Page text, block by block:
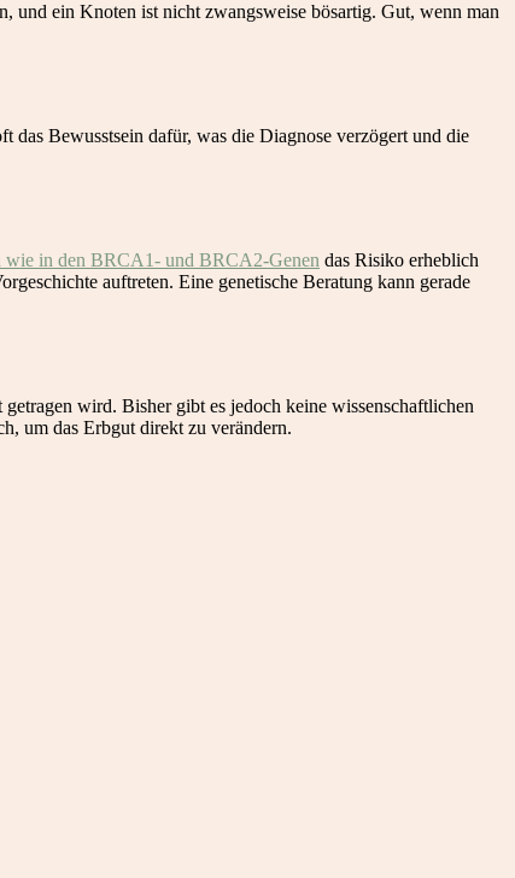
und ein Knoten ist nicht zwangsweise bösartig. Gut, wenn man
das Bewusstsein dafür, was die Diagnose verzögert und die
wie in den BRCA1- und BRCA2-Genen das Risiko erheblich
auftreten. Eine genetische Beratung kann gerade
wird. Bisher gibt es jedoch keine wissenschaftlichen
um das Erbgut direkt zu verändern.